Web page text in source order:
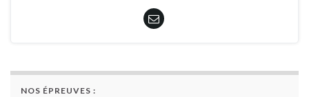
NOS ÉPREUVES :